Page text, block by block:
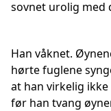
sovnet urolig med
Han våknet.
hørte fuglene
at han virkelig
før han tvang